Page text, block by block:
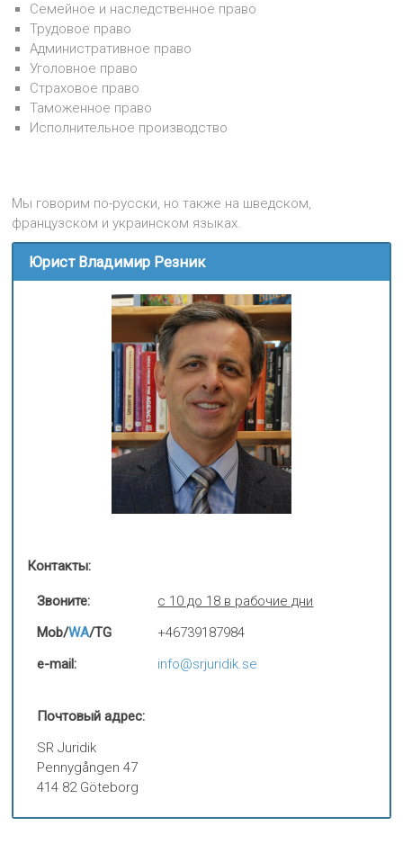
Семейное и наследственное право
Трудовое право
Административное право
Уголовное право
Страховое право
Таможенное право
Исполнительное производство
Мы говорим по-русски, но также на шведском,
французском и украинском языках.
Юрист Владимир Резник
Контакты:
Звоните:
с 10 до 18 в рабочие дни
Mob/WA/TG
+46739187984
e-mail:
info@srjuridik.se
Почтовый адрес:
SR Juridik
Pennygången 47
414 82 Göteborg